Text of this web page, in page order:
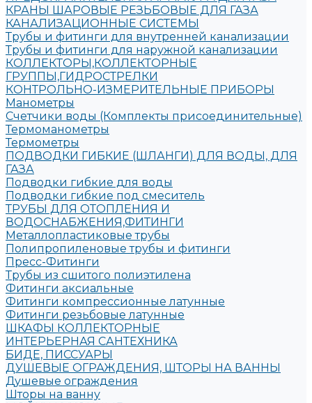
КРАНЫ ШАРОВЫЕ РЕЗЬБОВЫЕ ДЛЯ ГАЗА
КАНАЛИЗАЦИОННЫЕ СИСТЕМЫ
Трубы и фитинги для внутренней канализации
Трубы и фитинги для наружной канализации
КОЛЛЕКТОРЫ,КОЛЛЕКТОРНЫЕ
ГРУППЫ,ГИДРОСТРЕЛКИ
КОНТРОЛЬНО-ИЗМЕРИТЕЛЬНЫЕ ПРИБОРЫ
Манометры
Счетчики воды (Комплекты присоединительные)
Термоманометры
Термометры
ПОДВОДКИ ГИБКИЕ (ШЛАНГИ) ДЛЯ ВОДЫ, ДЛЯ
ГАЗА
Подводки гибкие для воды
Подводки гибкие под смеситель
ТРУБЫ ДЛЯ ОТОПЛЕНИЯ И
ВОДОСНАБЖЕНИЯ,ФИТИНГИ
Металлопластиковые трубы
Полипропиленовые трубы и фитинги
Пресс-Фитинги
Трубы из сшитого полиэтилена
Фитинги аксиальные
Фитинги компрессионные латунные
Фитинги резьбовые латунные
ШКАФЫ КОЛЛЕКТОРНЫЕ
ИНТЕРЬЕРНАЯ САНТЕХНИКА
БИДЕ, ПИССУАРЫ
ДУШЕВЫЕ ОГРАЖДЕНИЯ, ШТОРЫ НА ВАННЫ
Душевые ограждения
Шторы на ванну